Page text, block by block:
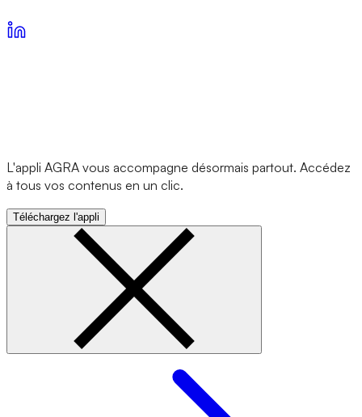
L'appli AGRA vous accompagne désormais partout. Accédez
à tous vos contenus en un clic.
Téléchargez l'appli